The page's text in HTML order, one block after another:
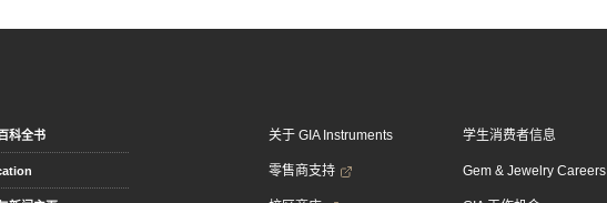
科全书 关于 GIA Instruments
零售商支持
学生消费者信息
Gem & Jewelry Careers